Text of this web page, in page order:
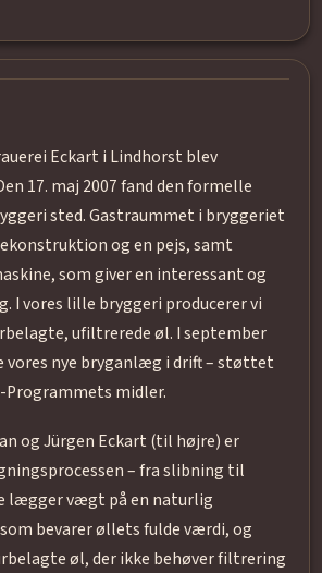
Eckart i Lindhorst blev
17. maj 2007 fand den formelle
sted. Gastraummet i bryggeriet
og en pejs, samt
som giver en interessant og
I vores lille bryggeri producerer vi
ufiltrerede øl. I september
vores nye bryganlæg i drift – støttet
Programmets midler.
og Jürgen Eckart (til højre) er
– fra slibning til
lægger vægt på en naturlig
bevarer øllets fulde værdi, og
øl, der ikke behøver filtrering